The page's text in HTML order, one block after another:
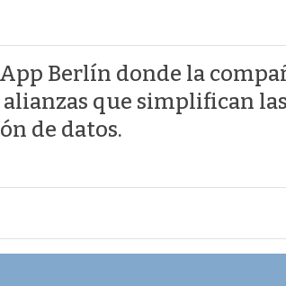
Berlín donde la
alianzas que simplifican
de datos.